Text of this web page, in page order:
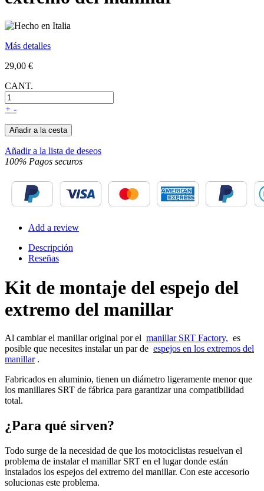
Más detalles
29,00 €
CANT.
+ -
Añadir a la cesta
Añadir a la lista de deseos
100% Pagos securos
Add a review
Descripción
Reseñas
Kit de montaje del espejo del
extremo del manillar
Al cambiar el manillar original por el manillar SRT Factory, es
posible que necesites instalar un par de espejos en los extremos del
manillar.
Fabricados en aluminio, tienen un diámetro ligeramente menor que
los manillares SRT de fábrica para garantizar una compatibilidad
total.
¿Para qué sirven?
Todo surge de la necesidad de que los motociclistas resuelvan el
problema de instalar el manillar SRT en el lugar donde están
instalados los espejos del extremo del manillar. Con este accesorio
solucionas este problema.